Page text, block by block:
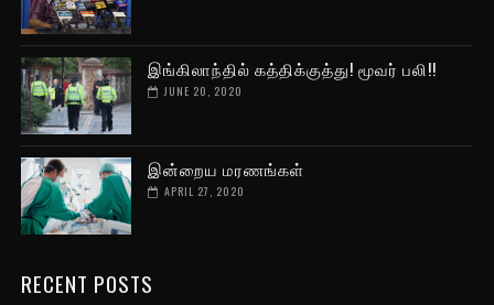
இங்கிலாந்தில் கத்திக்குத்து! மூவர் பலி!!
JUNE 20, 2020
இன்றைய மரணங்கள்
APRIL 27, 2020
RECENT POSTS